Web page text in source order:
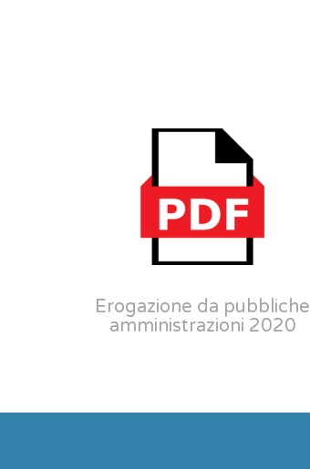
Erogazione da pubbliche
amministrazioni 2020